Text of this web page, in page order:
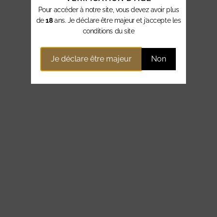
Pour accéder à notre site, vous devez avoir plus
de18ans. Je déclare être majeur et j’accepte les
conditions du site
Je déclare être majeur Non